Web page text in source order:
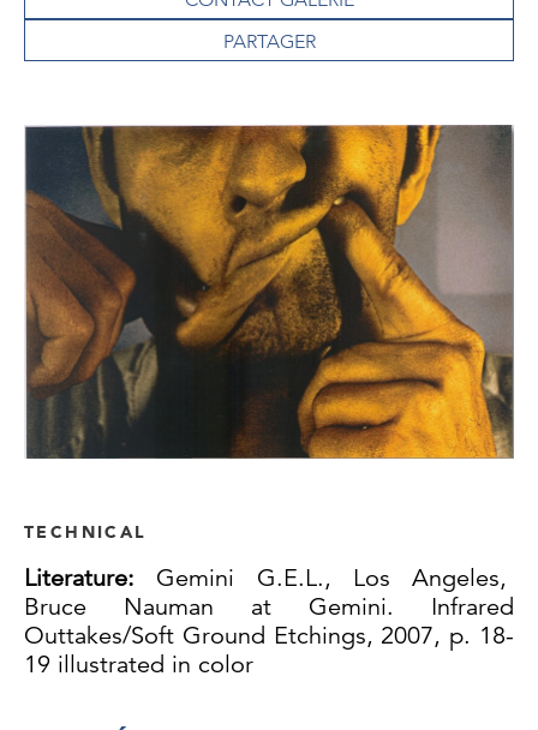
TECHNICAL
Literature: Gemini G.E.L., Los Angeles,
Bruce Nauman at Gemini. Infrared
Outtakes/Soft Ground Etchings, 2007, p. 18-
19 illustrated in color